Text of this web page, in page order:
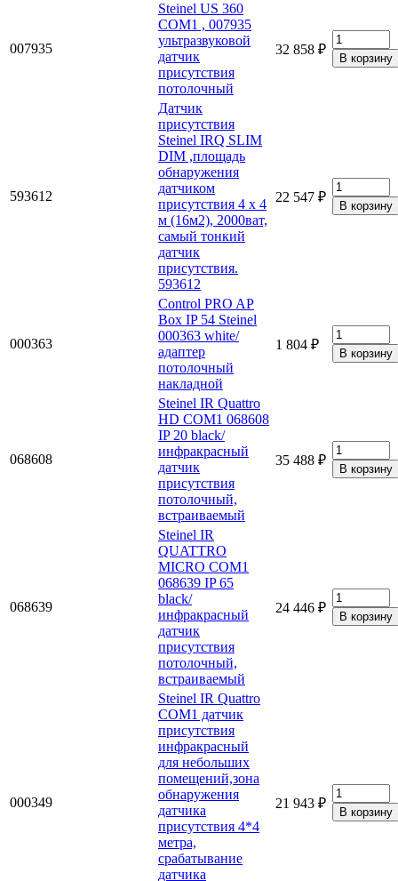
007935
Steinel US 360
COM1 , 007935
ультразвуковой
датчик
присутствия
потолочный
32 858 ₽
593612
Датчик
присутствия
Steinel IRQ SLIM
DIM ,площадь
обнаружения
датчиком
присутствия 4 х 4
м (16м2), 2000ват,
самый тонкий
датчик
присутствия.
593612
22 547 ₽
000363
Control PRO AP
Box IP 54 Steinel
000363 white/
адаптер
потолочный
накладной
1 804 ₽
068608
Steinel IR Quattro
HD COM1 068608
IP 20 black/
инфракрасный
датчик
присутствия
потолочный,
встраиваемый
35 488 ₽
068639
Steinel IR
QUATTRO
MICRO COM1
068639 IP 65
black/
инфракрасный
датчик
присутствия
потолочный,
встраиваемый
24 446 ₽
000349
Steinel IR Quattro
COM1 датчик
присутствия
инфракрасный
для небольших
помещений,зона
обнаружения
датчика
присутствия 4*4
метра,
срабатывание
датчика
21 943 ₽